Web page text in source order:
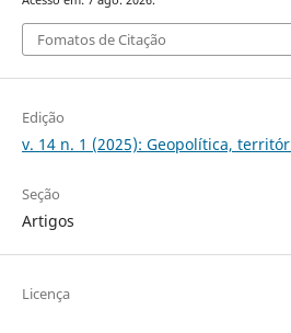
Fomatos de Citação
Edição
v. 14 n. 1 (2025): Geopolítica,
Seção
Artigos
Licença